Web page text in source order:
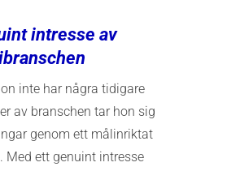
intresse av
inte har några tidigare
av branschen tar hon sig
genom ett målinriktat
Med ett genuint intresse